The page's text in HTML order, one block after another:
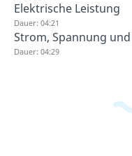
Elektrische Leistung
Dauer: 04:21
Strom, Spannung
Dauer: 04:29